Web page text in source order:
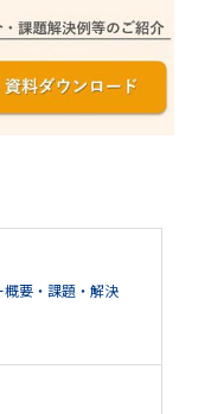
要・課題・解決